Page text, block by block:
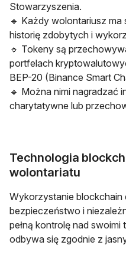
Stowarzyszenia.
🔹 Każdy wolontariusz
historię zdobytych i
🔹 Tokeny są
portfelach
BEP-20 (Binance Smart
🔹 Można nimi nagradzać
charytatywne lub
Technologia
wolontariatu
Wykorzystanie blockchain
bezpieczeństwo i
pełną kontrolę nad
odbywa się zgodnie z